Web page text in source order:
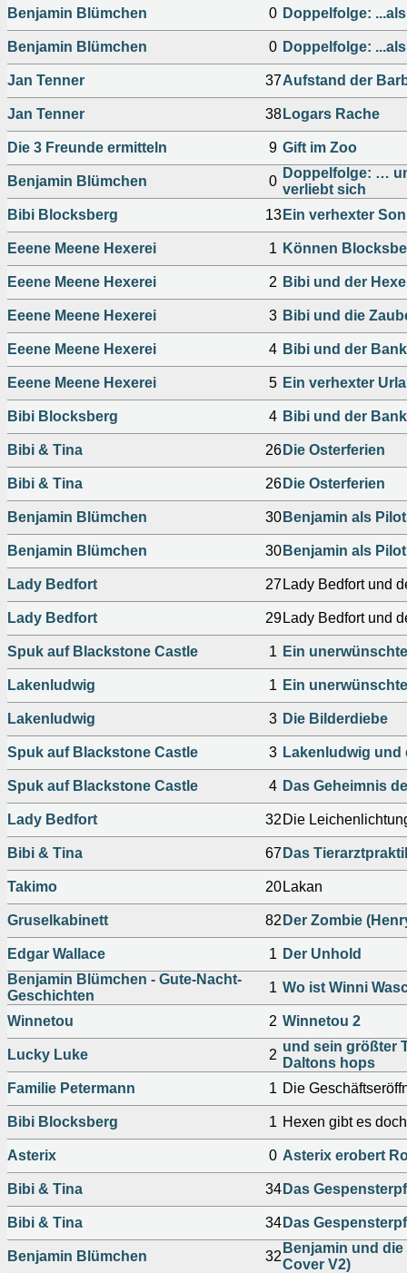
Benjamin Blümchen 0 Doppelfolge:
Benjamin Blümchen 0 Doppelfolge:
Jan Tenner 37Aufstand der
Jan Tenner 38 Logars Rache
Die 3 Freunde ermitteln 9 Gift im Zoo
Benjamin Blümchen 0
Doppelfolge: …
verliebt sich
Bibi Blocksberg
13 Ein verhexter
Eeene Meene Hexerei 1 Können
Eeene Meene Hexerei 2 Bibi und der
Eeene Meene Hexerei 3 Bibi und die
Eeene Meene Hexerei 4 Bibi und der
Eeene Meene Hexerei 5 Ein verhexter
Bibi Blocksberg 4 Bibi und der
Bibi & Tina 26 Die Osterferien
Bibi & Tina 26 Die Osterferien
Benjamin Blümchen 30 Benjamin als Pilot
Benjamin Blümchen 30 Benjamin als Pilot
Lady Bedfort 27 Lady Bedfort und
Lady Bedfort 29 Lady Bedfort und
Spuk auf Blackstone Castle 1 Ein
Lakenludwig 1 Ein
Lakenludwig 3 Die Bilderdiebe
Spuk auf Blackstone Castle 3 Lakenludwig und
Spuk auf Blackstone Castle 4 Das Geheimnis
Lady Bedfort 32 Die
Bibi & Tina 67 Das
Takimo 20 Lakan
Gruselkabinett 82 Der Zombie
Edgar Wallace 1 Der Unhold
Benjamin Blümchen - Gute-Nacht-
Geschichten
1 Wo ist Winni
Winnetou 2 Winnetou 2
Lucky Luke 2
und sein größter
Daltons hops
Familie Petermann
1 Die
Bibi Blocksberg 1 Hexen gibt es
Asterix 0 Asterix erobert
Bibi & Tina 34 Das
Bibi & Tina 34 Das
Benjamin Blümchen 32
Benjamin und
Cover V2)